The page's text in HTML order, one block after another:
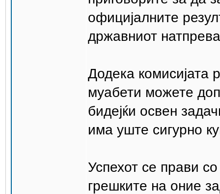
официјалните
државниот
Додека комисијата
муабети можете
бидејќи освен
има уште сигурно
Успехот се прави
грешките на оние